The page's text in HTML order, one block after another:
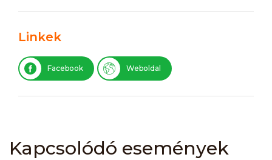
Linkek
Facebook Weboldal
Kapcsolódó események